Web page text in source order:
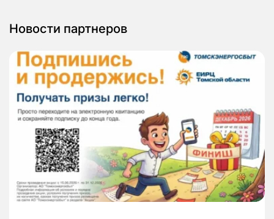
Новости партнеров